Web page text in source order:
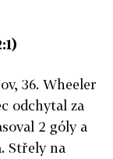
36. Wheeler
odchytal za
2 góly a
Střely na